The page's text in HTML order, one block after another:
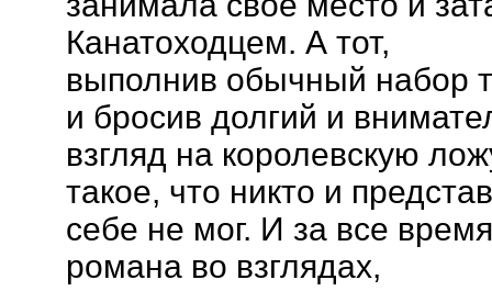
Канатоходцем. А тот,
выполнив обычный набор
и бросив долгий и
взгляд на королевскую
такое, что никто и
себе не мог. И за все
романа во взглядах,